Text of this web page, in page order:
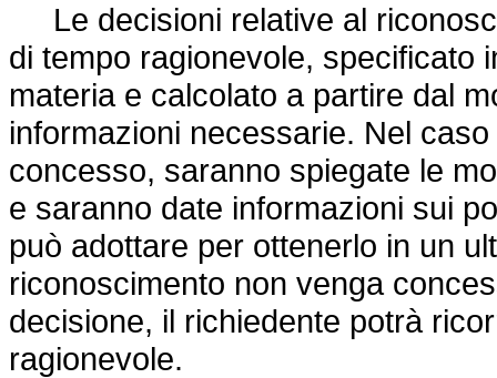
Le decisioni relative al
di tempo ragionevole, specificato
materia e calcolato a partire dal
informazioni necessarie. Nel
concesso, saranno spiegate le
e saranno date informazioni sui
può adottare per ottenerlo in un
riconoscimento non venga
decisione, il richiedente potrà
ragionevole.